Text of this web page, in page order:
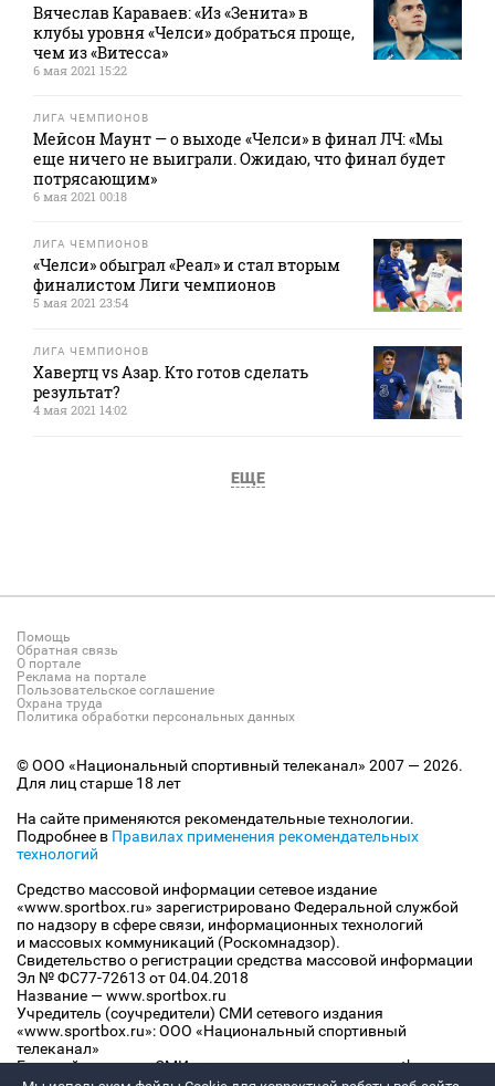
Вячеслав Караваев: «Из «Зенита» в
клубы уровня «Челси» добраться проще,
чем из «Витесса»
6 мая 2021 15:22
ЛИГА ЧЕМПИОНОВ
Мейсон Маунт — о выходе «Челси» в финал ЛЧ: «Мы
еще ничего не выиграли. Ожидаю, что финал будет
потрясающим»
6 мая 2021 00:18
ЛИГА ЧЕМПИОНОВ
«Челси» обыграл «Реал» и стал вторым
финалистом Лиги чемпионов
5 мая 2021 23:54
ЛИГА ЧЕМПИОНОВ
Хавертц vs Азар. Кто готов сделать
результат?
4 мая 2021 14:02
ЕЩЕ
Помощь
Обратная связь
О портале
Реклама на портале
Пользовательское соглашение
Охрана труда
Политика обработки персональных данных
© ООО «Национальный спортивный телеканал» 2007 — 2026.
Для лиц старше 18 лет
На сайте применяются рекомендательные технологии.
Подробнее в Правилах применения рекомендательных
технологий
Средство массовой информации сетевое издание
«www.sportbox.ru» зарегистрировано Федеральной службой
по надзору в сфере связи, информационных технологий
и массовых коммуникаций (Роскомнадзор).
Свидетельство о регистрации средства массовой информации
Эл № ФС77-72613 от 04.04.2018
Название — www.sportbox.ru
Учредитель (соучредители) СМИ сетевого издания
«www.sportbox.ru»: ООО «Национальный спортивный
телеканал»
Главный редактор СМИ сетевого издания «www.sportbox.ru»: